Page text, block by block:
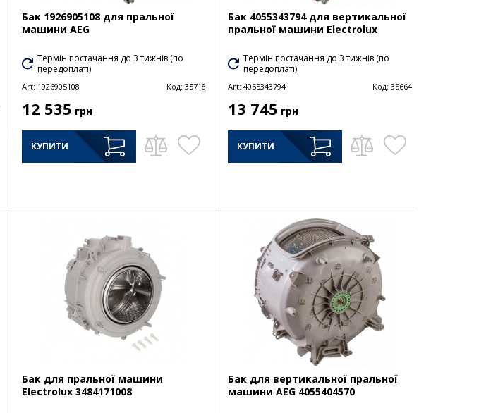
Бак 1926905108 для пральної
машини AEG
Термін постачання до 3 тижнів (по
передоплаті)
Art: 1926905108 Код: 35718
12 535 грн
КУПИТИ
Бак 4055343794 для вертикальної
пральної машини Electrolux
Термін постачання до 3 тижнів (по
передоплаті)
Art: 4055343794 Код: 35664
13 745 грн
КУПИТИ
Бак для пральної машини
Electrolux 3484171008
Бак для вертикальної пральної
машини AEG 4055404570